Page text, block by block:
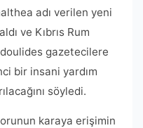
adı verilen yeni
ve Kıbrıs Rum
gazetecilere
bir insani yardım
söyledi.
karaya erişimin